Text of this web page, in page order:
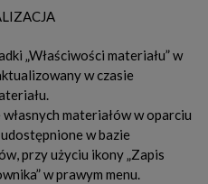
„Właściwości materiału” w
w czasie
materiałów w oparciu
w bazie
przy użyciu ikony „Zapis
w prawym menu.